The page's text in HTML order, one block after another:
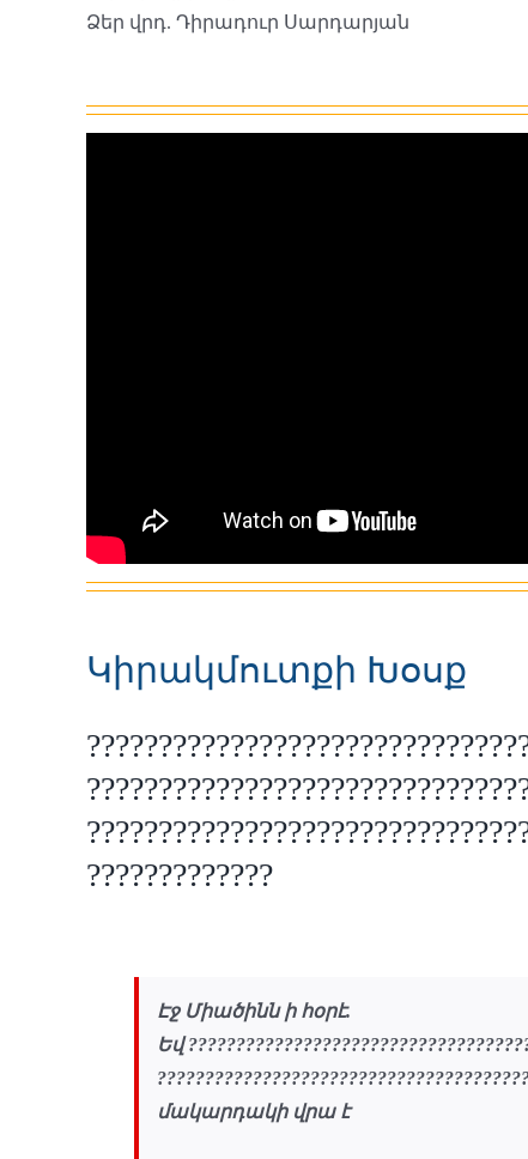
Ձեր վրդ. Դիրադուր Սարդարյան
Կիրակմուտքի Խօսք
?????????????
Էջ Միածինն ի հօրէ.
Եվ
մակարդակի վրա է